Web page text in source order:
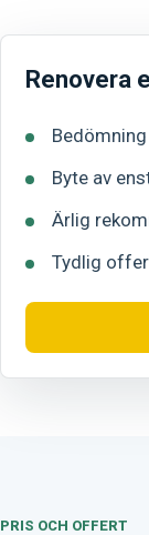
Renovera
Byte av
Ärlig
Tydlig
PRIS OCH OFFERT